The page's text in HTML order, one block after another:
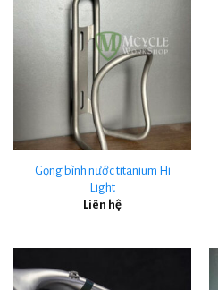
Gọng bình nước titanium Hi
Light
Liên hệ